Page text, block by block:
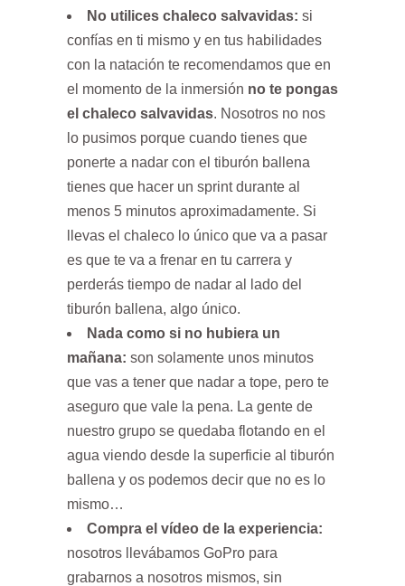
No utilices chaleco salvavidas: si
confías en ti mismo y en tus habilidades
con la natación te recomendamos que en
el momento de la inmersión no te pongas
el chaleco salvavidas. Nosotros no nos
lo pusimos porque cuando tienes que
ponerte a nadar con el tiburón ballena
tienes que hacer un sprint durante al
menos 5 minutos aproximadamente. Si
llevas el chaleco lo único que va a pasar
es que te va a frenar en tu carrera y
perderás tiempo de nadar al lado del
tiburón ballena, algo único.
Nada como si no hubiera un
mañana: son solamente unos minutos
que vas a tener que nadar a tope, pero te
aseguro que vale la pena. La gente de
nuestro grupo se quedaba flotando en el
agua viendo desde la superficie al tiburón
ballena y os podemos decir que no es lo
mismo…
Compra el vídeo de la experiencia:
nosotros llevábamos GoPro para
grabarnos a nosotros mismos, sin